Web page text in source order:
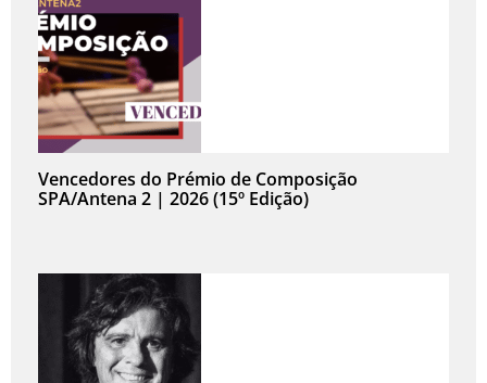
Vencedores do Prémio de Composição
SPA/Antena 2 | 2026 (15º Edição)